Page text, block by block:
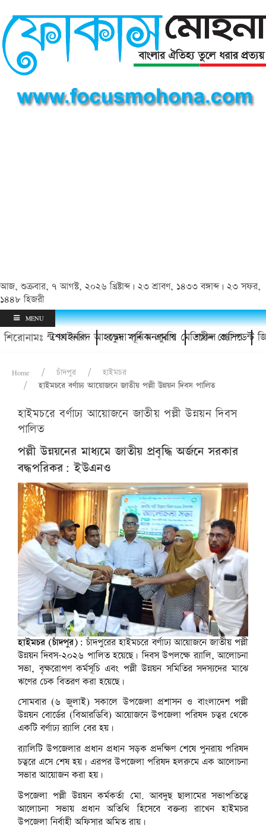
আজ, শুক্রবার, ৭ আগস্ট, ২০২৬ খ্রিষ্টাব্দ | ২৩ শ্রাবণ, ১৪৩৩ বঙ্গাব্দ | ২৩ সফর,
১৪৪৮ হিজরী
MENU
শিরোনামঃ
শেখ ফরিদ আহম্মেদ মানিক এমপি শহীদ প্রেসিডেন্ট জিয়াউর
ফাইনাল কচুয়া পূর্ব মনপুরায় মেডিকেল ক্যাম্প
Home চাঁদপুর
হাইমচর
হাইমচরে বর্ণাঢ্য আয়োজনে জাতীয় পল্লী উন্নয়ন দিবস পালিত
হাইমচরে বর্ণাঢ্য আয়োজনে জাতীয় পল্লী উন্নয়ন দিবস
পালিত
পল্লী উন্নয়নের মাধ্যমে জাতীয় প্রবৃদ্ধি অর্জনে সরকার
বদ্ধপরিকর: ইউএনও
হাইমচর (চাঁদপুর): চাঁদপুরের হাইমচরে বর্ণাঢ্য আয়োজনে জাতীয় পল্লী
উন্নয়ন দিবস-২০২৬ পালিত হয়েছে। দিবস উপলক্ষে র‌্যালি, আলোচনা
সভা, বৃক্ষরোপণ কর্মসূচি এবং পল্লী উন্নয়ন সমিতির সদস্যদের মাঝে
ঋণের চেক বিতরণ করা হয়েছে।
সোমবার (৬ জুলাই) সকালে উপজেলা প্রশাসন ও বাংলাদেশ পল্লী
উন্নয়ন বোর্ডের (বিআরডিবি) আয়োজনে উপজেলা পরিষদ চত্বর থেকে
একটি বর্ণাঢ্য র‌্যালি বের হয়।
র‌্যালিটি উপজেলার প্রধান প্রধান সড়ক প্রদক্ষিণ শেষে পুনরায় পরিষদ
চত্বরে এসে শেষ হয়। এরপর উপজেলা পরিষদ হলরুমে এক আলোচনা
সভার আয়োজন করা হয়।
উপজেলা পল্লী উন্নয়ন কর্মকর্তা মো. আবদুছ ছালামের সভাপতিত্বে
আলোচনা সভায় প্রধান অতিথি হিসেবে বক্তব্য রাখেন হাইমচর
উপজেলা নির্বাহী অফিসার অমিত রায়।